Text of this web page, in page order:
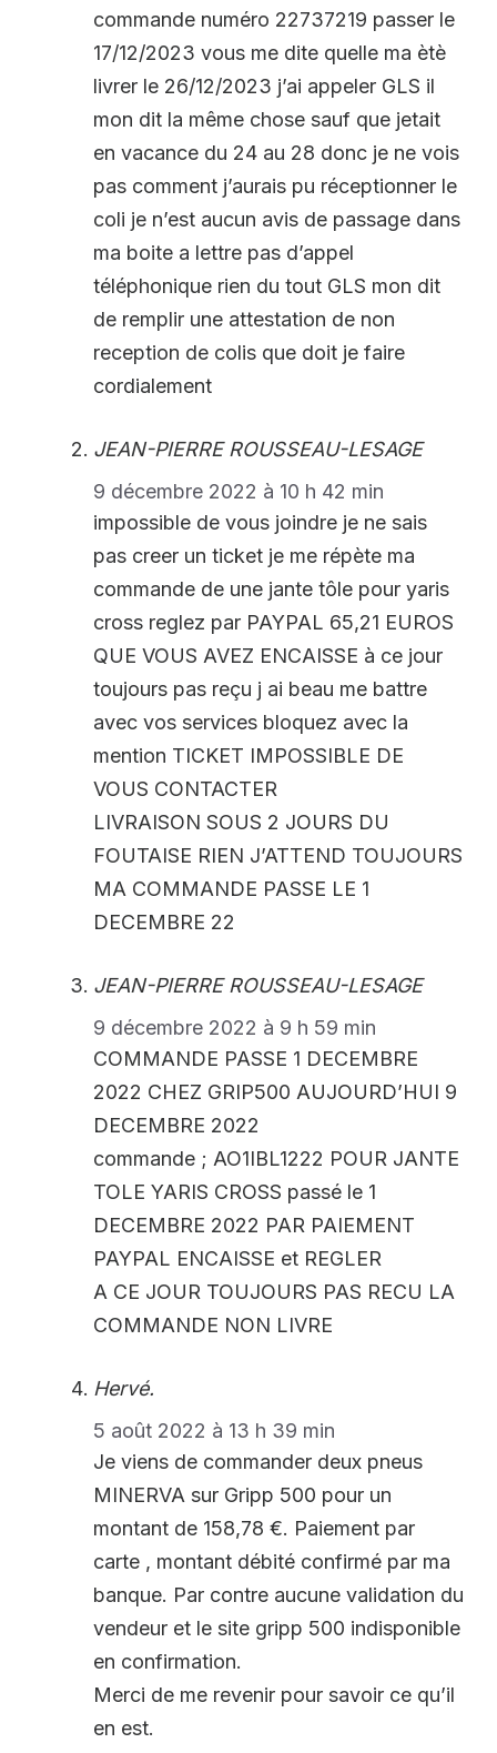
commande numéro 22737219 passer le
17/12/2023 vous me dite quelle ma ètè
livrer le 26/12/2023 j’ai appeler GLS il
mon dit la même chose sauf que jetait
en vacance du 24 au 28 donc je ne vois
pas comment j’aurais pu réceptionner le
coli je n’est aucun avis de passage dans
ma boite a lettre pas d’appel
téléphonique rien du tout GLS mon dit
de remplir une attestation de non
reception de colis que doit je faire
cordialement
JEAN-PIERRE ROUSSEAU-LESAGE
9 décembre 2022 à 10 h 42 min
impossible de vous joindre je ne sais
pas creer un ticket je me répète ma
commande de une jante tôle pour yaris
cross reglez par PAYPAL 65,21 EUROS
QUE VOUS AVEZ ENCAISSE à ce jour
toujours pas reçu j ai beau me battre
avec vos services bloquez avec la
mention TICKET IMPOSSIBLE DE
VOUS CONTACTER
LIVRAISON SOUS 2 JOURS DU
FOUTAISE RIEN J’ATTEND TOUJOURS
MA COMMANDE PASSE LE 1
DECEMBRE 22
JEAN-PIERRE ROUSSEAU-LESAGE
9 décembre 2022 à 9 h 59 min
COMMANDE PASSE 1 DECEMBRE
2022 CHEZ GRIP500 AUJOURD’HUI 9
DECEMBRE 2022
commande ; AO1IBL1222 POUR JANTE
TOLE YARIS CROSS passé le 1
DECEMBRE 2022 PAR PAIEMENT
PAYPAL ENCAISSE et REGLER
A CE JOUR TOUJOURS PAS RECU LA
COMMANDE NON LIVRE
Hervé.
5 août 2022 à 13 h 39 min
Je viens de commander deux pneus
MINERVA sur Gripp 500 pour un
montant de 158,78 €. Paiement par
carte , montant débité confirmé par ma
banque. Par contre aucune validation du
vendeur et le site gripp 500 indisponible
en confirmation.
Merci de me revenir pour savoir ce qu’il
en est.